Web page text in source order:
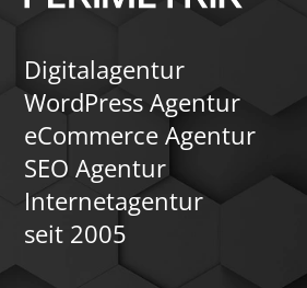
Digitalagentur
WordPress Agentur
eCommerce Agentur
SEO Agentur
Internetagentur
seit 2005